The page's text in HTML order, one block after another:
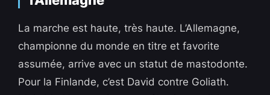
La marche est haute, très haute. L’Allemagne,
championne du monde en titre et favorite
assumée, arrive avec un statut de mastodonte.
Pour la Finlande, c’est David contre Goliath.